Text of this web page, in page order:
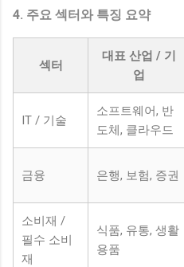
4. 주요 섹터와 특징 요약
섹터
대표 산업 / 기
업
IT / 기술
소프트웨어, 반
도체, 클라우드
금융 은행, 보험, 증권
소비재 /
필수 소비
재
식품, 유통, 생활
용품